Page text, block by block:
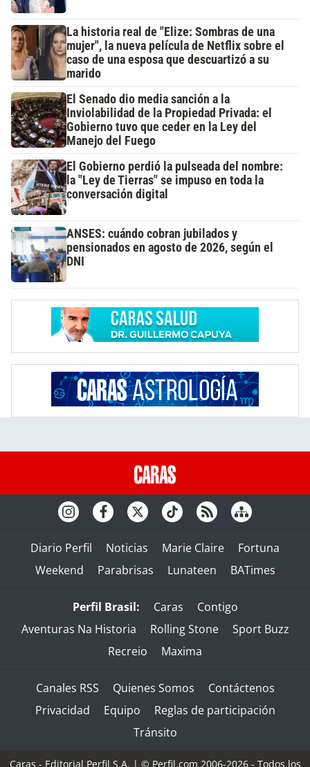
La historia real de "Elize: Sombras de una
mujer", la nueva película de Netflix sobre el
caso de una esposa que descuartizó a su
marido
El Senado dio media sanción a la
Inviolabilidad de la Propiedad Privada: el
Gobierno tuvo que ceder en la Ley del
Manejo del Fuego
El Gobierno perdió la pulseada del nombre:
la "Ley de Tierras" se impuso en toda la
conversación digital
ANSES: cuándo cobran jubilados y
pensionados en agosto de 2026, según el
DNI
Diario Perfil Noticias Marie Claire
Fortuna
Weekend
Parabrisas Lunateen BATimes
Perfil Brasil: Caras
Contigo
Aventuras Na Historia
Rolling Stone
Sport Buzz
Recreio
Maxima
Canales RSS Quienes Somos
Contáctenos
Privacidad
Equipo
Reglas de participación
Tránsito
Caras - Editorial Perfil S.A. | © Perfil.com 2006-2026 - Todos los